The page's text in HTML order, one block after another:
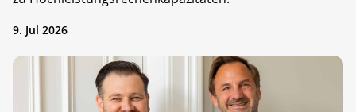
9. Jul 2026